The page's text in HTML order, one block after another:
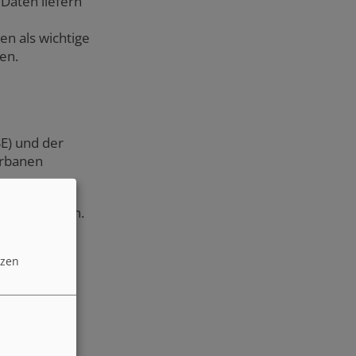
als wichtige
und der
Nutzungen.
ein.